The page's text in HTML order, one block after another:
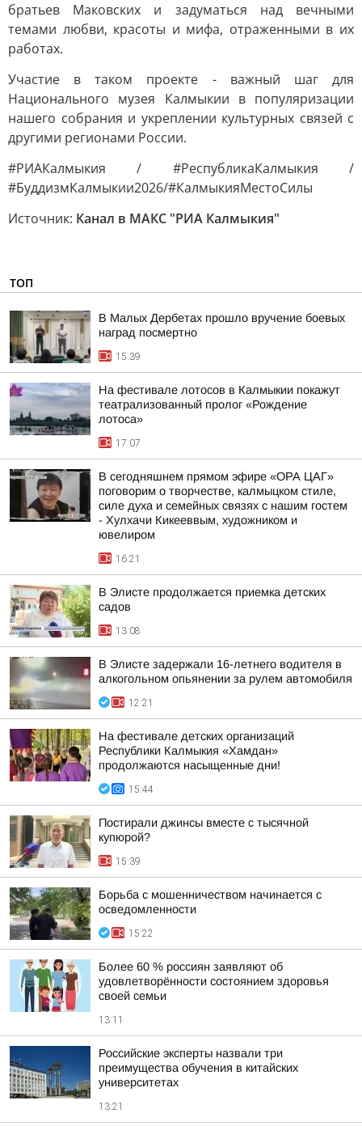
братьев Маковских и задуматься над вечными
темами любви, красоты и мифа, отраженными в их
работах.
Участие в таком проекте - важный шаг для
Национального музея Калмыкии в популяризации
нашего собрания и укреплении культурных связей с
другими регионами России.
#РИАКалмыкия / #РеспубликаКалмыкия /
#БуддизмКалмыкии2026/#КалмыкияМестоСилы
Источник: Канал в МАКС "РИА Калмыкия"
ТОП
В Малых Дербетах прошло вручение боевых
наград посмертно
15:39
На фестивале лотосов в Калмыкии покажут
театрализованный пролог «Рождение
лотоса»
17:07
В сегодняшнем прямом эфире «ОРА ЦАГ»
поговорим о творчестве, калмыцком стиле,
силе духа и семейных связях с нашим гостем
- Хулхачи Кикееввым, художником и
ювелиром
16:21
В Элисте продолжается приемка детских
садов
13:08
В Элисте задержали 16-летнего водителя в
алкогольном опьянении за рулем автомобиля
12:21
На фестивале детских организаций
Республики Калмыкия «Хамдан»
продолжаются насыщенные дни!
15:44
Постирали джинсы вместе с тысячной
купюрой?
15:39
Борьба с мошенничеством начинается с
осведомленности
15:22
Более 60 % россиян заявляют об
удовлетворённости состоянием здоровья
своей семьи
13:11
Российские эксперты назвали три
преимущества обучения в китайских
университетах
13:21